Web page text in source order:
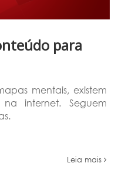
para
mentais, existem
internet. Seguem
Leia mais